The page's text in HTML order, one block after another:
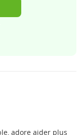
adore aider plus